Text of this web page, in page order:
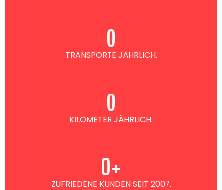
TRANSPORTE JÄHRLICH.
0
KILOMETER JÄHRLICH.
0
ZUFRIEDENE KUNDEN SEIT 2007.
0+